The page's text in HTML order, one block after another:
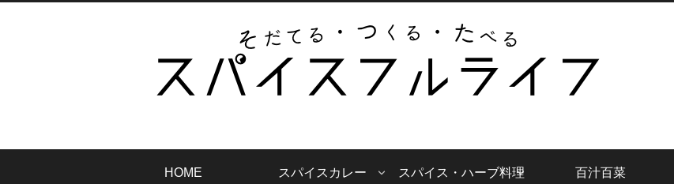
HOME スパイスカレー スパイス・ハーブ料理 百汁百菜